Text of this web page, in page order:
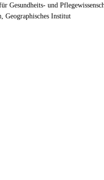
Gesundheits- und
Geographisches Institut